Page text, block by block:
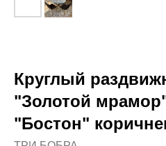
Круглый
"Золотой
"Бостон"